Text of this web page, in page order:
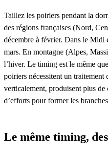
Taillez les poiriers pendant la
des régions françaises (Nord,
décembre à février. Dans le Midi
mars. En montagne (Alpes,
l’hiver. Le timing est le même
poiriers nécessitent un
verticalement, produisent plus de
d’efforts pour former les
Le même timing,